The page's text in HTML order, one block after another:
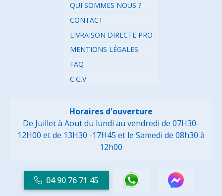
QUI SOMMES NOUS ?
CONTACT
LIVRAISON DIRECTE PRO
MENTIONS LÉGALES
FAQ
C.G.V
Horaires d'ouverture
De Juillet à Aout du lundi au vendredi de 07H30-
12H00 et de 13H30 -17H45 et le Samedi de 08h30 à
12h00
04 90 76 71 45